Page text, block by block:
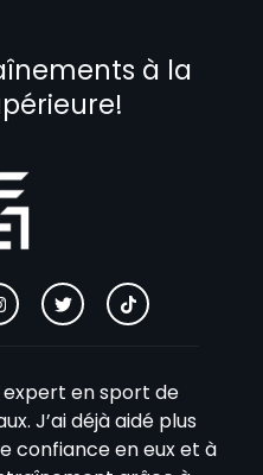
à la
expert en sport de
J’ai déjà aidé plus
confiance en eux et à